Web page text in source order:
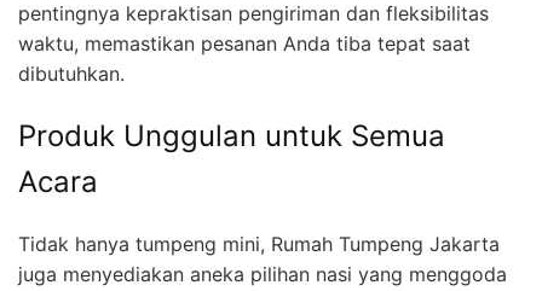
pentingnya kepraktisan pengiriman dan fleksibilitas
waktu, memastikan pesanan Anda tiba tepat saat
dibutuhkan.
Produk Unggulan untuk Semua
Acara
Tidak hanya tumpeng mini, Rumah Tumpeng Jakarta
juga menyediakan aneka pilihan nasi yang menggoda